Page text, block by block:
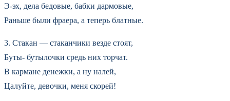
Э-эх, дела бедовые, бабки дармовые,
Раньше были фраера, а теперь блатные.
3. Стакан — стаканчики везде стоят,
Буты- бутылочки средь них торчат.
В кармане денежки, а ну налей,
Цалуйте, девочки, меня скорей!